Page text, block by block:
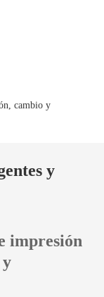
cambio y
y
impresión